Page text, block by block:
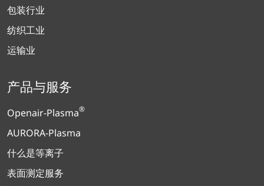
包装行业
纺织工业
运输业
产品与服务
Openair-Plasma®
AURORA-Plasma
什么是等离子
表面测定服务